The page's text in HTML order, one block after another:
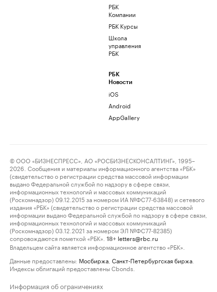
РБК
Компании
РБК Курсы
Школа
управления
РБК
РБК
Новости
iOS
Android
AppGallery
© ООО «БИЗНЕСПРЕСС», АО «РОСБИЗНЕСКОНСАЛТИНГ», 1995–
2026. Сообщения и материалы информационного агентства «РБК»
(свидетельство о регистрации средства массовой информации
выдано Федеральной службой по надзору в сфере связи,
информационных технологий и массовых коммуникаций
(Роскомнадзор) 09.12.2015 за номером ИА №ФС77-63848) и сетевого
издания «РБК» (свидетельство о регистрации средства массовой
информации выдано Федеральной службой по надзору в сфере связи,
информационных технологий и массовых коммуникаций
(Роскомнадзор) 03.12.2021 за номером ЭЛ №ФС77-82385)
сопровождаются пометкой «РБК».
18+ letters@rbc.ru
Владельцем сайта является информационное агентство «РБК».
Данные предоставлены: Мосбиржа Санкт-Петербургская биржа
Индексы облигаций предоставлены Cbonds.
Информация об ограничениях